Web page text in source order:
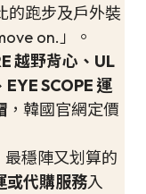
的跑步及戶外裝
on.」。
越野背心、UL
SCOPE 運
，韓國官網定價
最穩陣又划算的
或代購服務入